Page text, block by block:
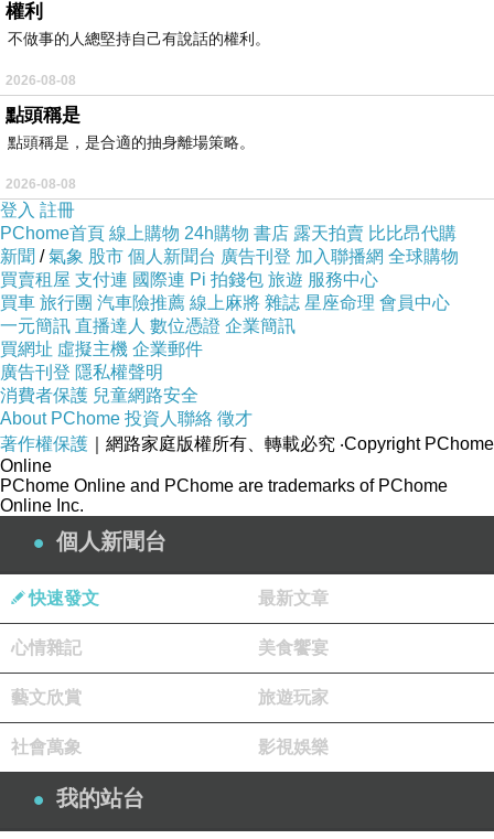
權利
不做事的人總堅持自己有說話的權利。
2026-08-08
點頭稱是
點頭稱是，是合適的抽身離場策略。
2026-08-08
登入 註冊
PChome首頁 線上購物 24h購物 書店 露天拍賣 比比昂代購
新聞 /氣象 股市 個人新聞台 廣告刊登 加入聯播網 全球購物
買賣租屋 支付連 國際連 Pi 拍錢包 旅遊 服務中心
買車 旅行團 汽車險推薦 線上麻將 雜誌 星座命理 會員中心
一元簡訊 直播達人 數位憑證 企業簡訊
買網址 虛擬主機 企業郵件
廣告刊登 隱私權聲明
消費者保護 兒童網路安全
About PChome 投資人聯絡 徵才
著作權保護 ｜網路家庭版權所有、轉載必究 ‧Copyright PChome
Online
PChome Online and PChome are trademarks of PChome
Online Inc.
個人新聞台
快速發文 最新文章
心情雜記 美食饗宴
藝文欣賞 旅遊玩家
社會萬象 影視娛樂
我的站台